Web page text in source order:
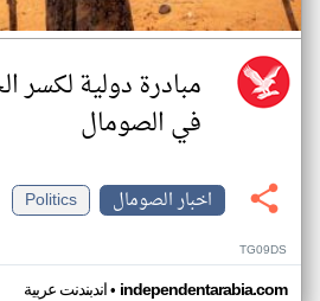
مبادرة دولية لكسر
في الصومال
اخبار الصومال
Politics
TG09DS
اندبندنت عربية• independentarabia.com